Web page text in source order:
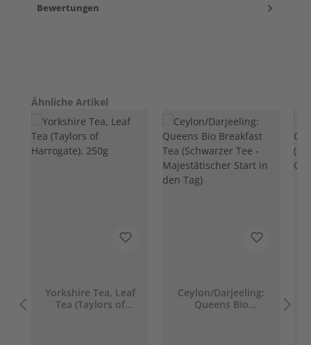
Bewertungen
Produktgalerie überspringen
Ähnliche Artikel
Yorkshire Tea, Leaf
Tea (Taylors of
Ceylon/Darjeeling:
Queens Bio